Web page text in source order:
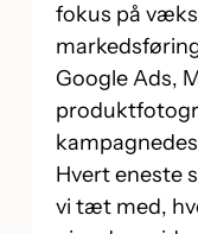
fokus på
Google Ads,
Hvert eneste
vi tæt med,